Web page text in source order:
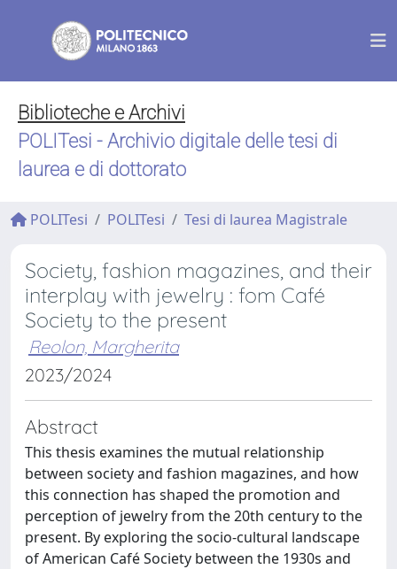
Biblioteche e Archivi
POLITesi - Archivio digitale delle tesi di
laurea e di dottorato
POLITesi POLITesi Tesi di laurea Magistrale
Society, fashion magazines, and their
interplay with jewelry : fom Café
Society to the present
Reolon, Margherita
2023/2024
Abstract
This thesis examines the mutual relationship
between society and fashion magazines, and how
this connection has shaped the promotion and
perception of jewelry from the 20th century to the
present. By exploring the socio-cultural landscape
of American Café Society between the 1930s and